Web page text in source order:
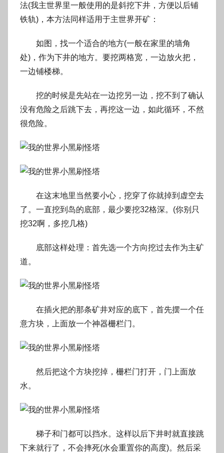
法(我主世界里一般使用的是斜挖下井，方便以后铺
铁轨)，本方法同样适用于主世界开矿：
如图，找一个适合的地方(一般在家里的墙角
处)，作为下井的地方。要挖两格宽，一边放火把，
一边铺楼梯。
挖的时候是先站在一边挖另一边，挖不到了确认
没有危险之后跳下去，再挖这一边，如此循环，不然
很危险。
在这末地里当然要小心，挖穿了你就掉到虚空去
了。一直挖到岛的底部，最少要挖32格深。(你别只
挖32啊，多挖几格)
底部这样处理：首先选一个方向挖过去作为主矿
道。
在插火把的那条矿井对应的底下，首先摆一个任
意方块，上面放一个神器栅栏门。
然后把这个方块挖掉，栅栏门打开，门上面放
水。
梯子和门都可以挡水。这样以后下井时就直接跳
下来就行了，不会摔死(水会重置你的高度)。然后采